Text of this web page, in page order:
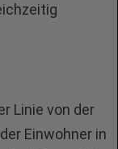
Linie von der
Einwohner in